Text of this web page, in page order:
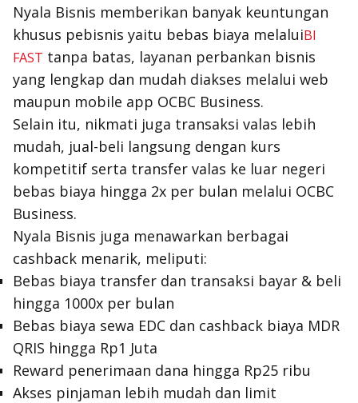
Nyala Bisnis memberikan banyak keuntungan
khusus pebisnis yaitu bebas biaya melaluiBI
FAST tanpa batas, layanan perbankan bisnis
yang lengkap dan mudah diakses melalui web
maupun mobile app OCBC Business.
Selain itu, nikmati juga transaksi valas lebih
mudah, jual-beli langsung dengan kurs
kompetitif serta transfer valas ke luar negeri
bebas biaya hingga 2x per bulan melalui OCBC
Business.
Nyala Bisnis juga menawarkan berbagai
cashback menarik, meliputi:
Bebas biaya transfer dan transaksi bayar & beli
hingga 1000x per bulan
Bebas biaya sewa EDC dan cashback biaya MDR
QRIS hingga Rp1 Juta
Reward penerimaan dana hingga Rp25 ribu
Akses pinjaman lebih mudah dan limit